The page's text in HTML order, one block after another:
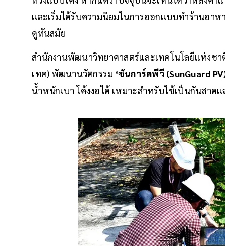
และเริ่มได้รับความนิยมในการออกแบบทำร้านอา
ดูทันสมัย
สำนักงานพัฒนาวิทยาศาสตร์และเทคโนโลยีแห่งชา
เทค) พัฒนานวัตกรรม ‘ซันการ์ดพีวี (SunGuard
น้ำหนักเบา โค้งงอได้ เหมาะสำหรับใช้เป็นกันสาด